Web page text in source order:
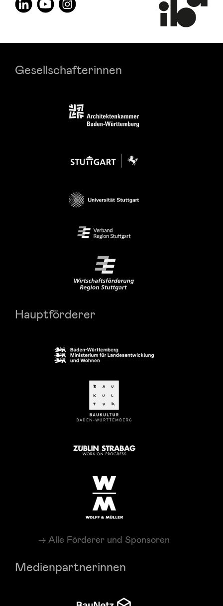
Gesellschafterinnen
Hauptförderer
Alle Förderer und Sponsoren
Medienpartnerinnen